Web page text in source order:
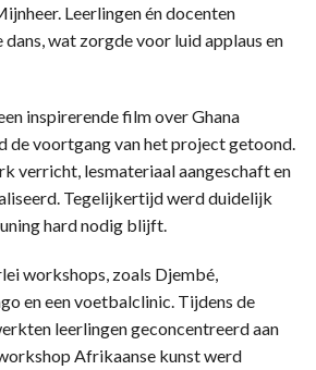
Leerlingen én docenten
dans, wat zorgde voor luid applaus en
inspirerende film over Ghana
de voortgang van het project getoond.
verricht, lesmateriaal aangeschaft en
Tegelijkertijd werd duidelijk
hard nodig blijft.
workshops, zoals Djembé,
en een voetbalclinic. Tijdens de
leerlingen geconcentreerd aan
Afrikaanse kunst werd